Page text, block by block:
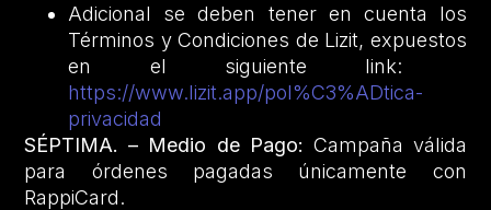
Adicional se deben tener en cuenta los
Términos y Condiciones de Lizit, expuestos
en el siguiente link:
https://www.lizit.app/pol%C3%ADtica-
privacidad
SÉPTIMA. – Medio de Pago: Campaña válida
para órdenes pagadas únicamente con
RappiCard.